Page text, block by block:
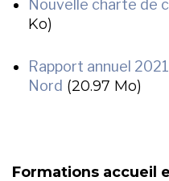
Nouvelle charte de
Ko)
Rapport annuel
Nord (20.97 Mo)
Formations accueil